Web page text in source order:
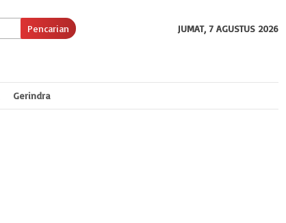
Pencarian JUMAT, 7 AGUSTUS 2026
Gerindra